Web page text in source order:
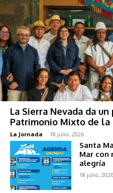
La Sierra Nevada da
Patrimonio Mixto de la
La Jornada - 18 julio, 2026
Santa
Mar con
alegría
18 julio, 2026